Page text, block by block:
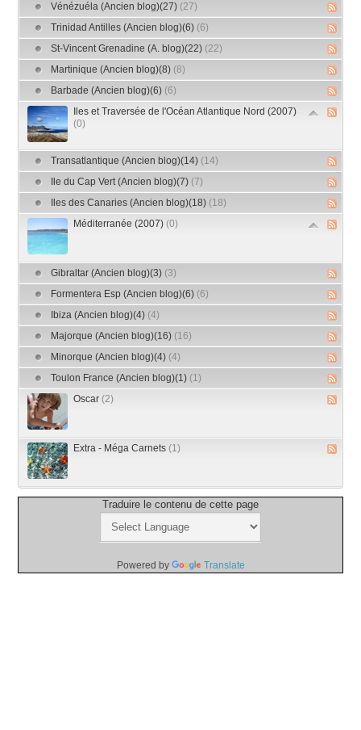
Vénézuéla (Ancien blog)(27) (27)
Trinidad Antilles (Ancien blog)(6) (6)
St-Vincent Grenadine (A. blog)(22) (22)
Martinique (Ancien blog)(8) (8)
Barbade (Ancien blog)(6) (6)
Iles et Traversée de l'Océan Atlantique Nord (2007)
(0)
Transatlantique (Ancien blog)(14) (14)
Ile du Cap Vert (Ancien blog)(7) (7)
Iles des Canaries (Ancien blog)(18) (18)
Méditerranée (2007) (0)
Gibraltar (Ancien blog)(3) (3)
Formentera Esp (Ancien blog)(6) (6)
Ibiza (Ancien blog)(4) (4)
Majorque (Ancien blog)(16) (16)
Minorque (Ancien blog)(4) (4)
Toulon France (Ancien blog)(1) (1)
Oscar (2)
Extra - Méga Carnets (1)
Traduire le contenu de cette page
Powered by Translate